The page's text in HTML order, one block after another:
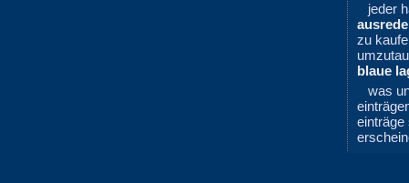
jeder
zu
blaue
was